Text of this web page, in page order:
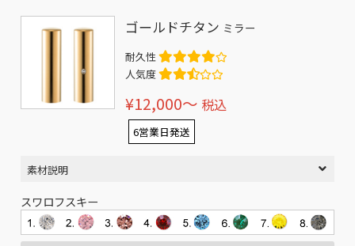
ゴールドチタン ミラー
耐久性
人気度
¥12,000〜 税込
6営業日発送
素材説明
スワロフスキー